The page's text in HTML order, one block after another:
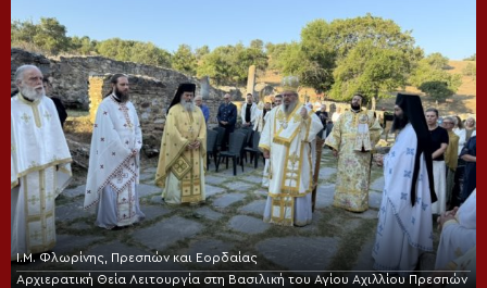
Ι.Μ. Φλωρίνης, Πρεσπών και Εορδαίας
Αρχιερατική Θεία Λειτουργία στη Βασιλική του Αγίου Αχιλλίου Πρεσπών